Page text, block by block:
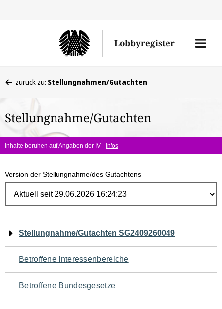
Lobbyregister
Menü
befinden
hier:
zurück zu: Stellungnahmen/Gutachten
Stellungnahme/Gutachten
Inhalte beruhen auf Angaben der IV - Infos
Version der Stellungnahme/des Gutachtens
Navigation
für
den
Seiteninhalt
Stellungnahme/Gutachten SG2409260049
Betroffene Interessenbereiche
Betroffene Bundesgesetze